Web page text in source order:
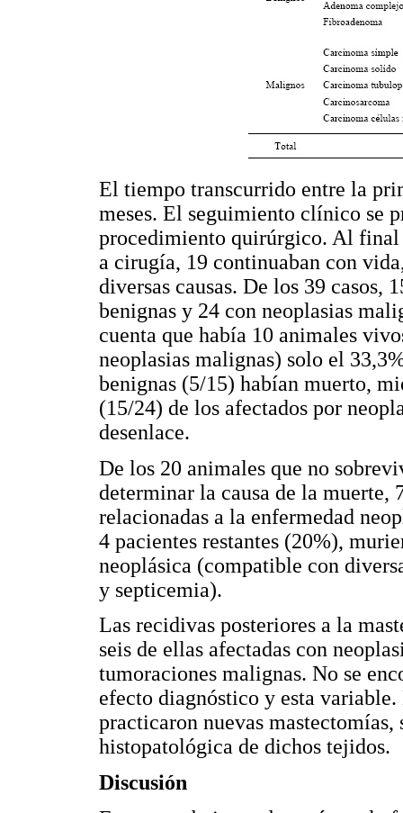
El tiempo transcurrido entre la
meses. El seguimiento clínico se
procedimiento quirúrgico. Al final
a cirugía, 19 continuaban con
diversas causas. De los 39 casos,
benignas y 24 con neoplasias
cuenta que había 10 animales
neoplasias malignas) solo el
benignas (5/15) habían muerto,
(15/24) de los afectados por
desenlace.
De los 20 animales que no
determinar la causa de la muerte,
relacionadas a la enfermedad
4 pacientes restantes (20%),
neoplásica (compatible con
y septicemia).
Las recidivas posteriores a la
seis de ellas afectadas con
tumoraciones malignas. No se
efecto diagnóstico y esta
practicaron nuevas
histopatológica de dichos tejidos.
Discusión